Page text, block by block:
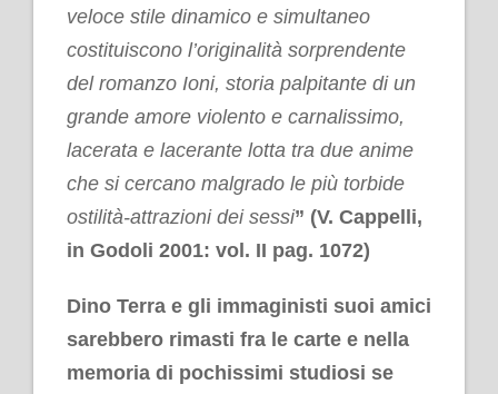
veloce stile dinamico e simultaneo
costituiscono l’originalità sorprendente
del romanzo Ioni, storia palpitante di un
grande amore violento e carnalissimo,
lacerata e lacerante lotta tra due anime
che si cercano malgrado le più torbide
ostilità-attrazioni dei sessi” (V. Cappelli,
in Godoli 2001: vol. II pag. 1072)
Dino Terra e gli immaginisti suoi amici
sarebbero rimasti fra le carte e nella
memoria di pochissimi studiosi se